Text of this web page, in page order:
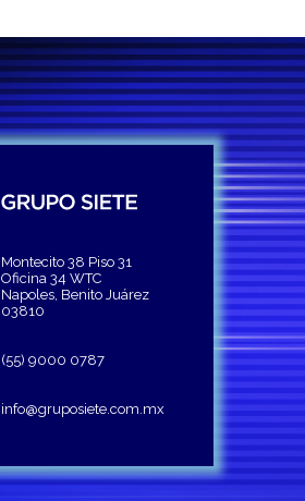
Montecito 38 Piso 31
Oficina 34 WTC
Napoles, Benito Juárez
03810
(55) 9000 0787
info@gruposiete.com.mx